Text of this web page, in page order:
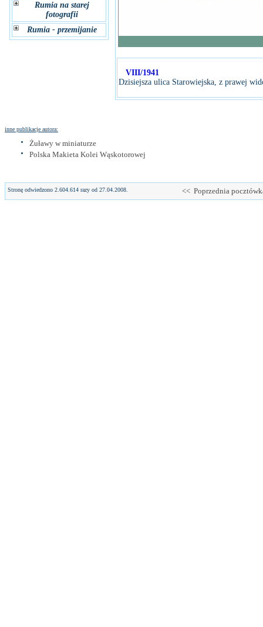
Rumia na starej
fotografii
Rumia - przemijanie
VIII/1941
Dzisiejsza ulica Starowiejska, z prawej
inne publikacje autora:
Żuławy w miniaturze
Polska Makieta Kolei Wąskotorowej
Stronę odwiedzono 2.604.614 razy od 27.04.2008. << Poprzednia